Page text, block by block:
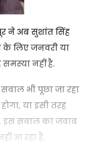
ने अब सुशांत सिंह
के लिए जनवरी या
समस्या नहीं है.
भी पूछा जा रहा
या इसी तरह
इस सवाल का जवाब
आ रहा है.